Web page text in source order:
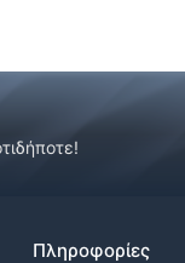
Πληροφορίες